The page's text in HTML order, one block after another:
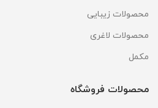
محصولات زیبایی
محصولات لاغری
مکمل
محصولات فروشگاه